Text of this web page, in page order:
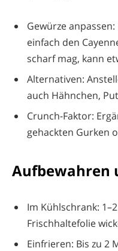
Gewürze
einfach den
scharf mag, kann
Alternativen:
auch Hähnchen,
Crunch-Faktor:
gehackten Gurken
Aufbewahren
Im Kühlschrank:
Frischhaltefolie
Einfrieren: Bis zu 2